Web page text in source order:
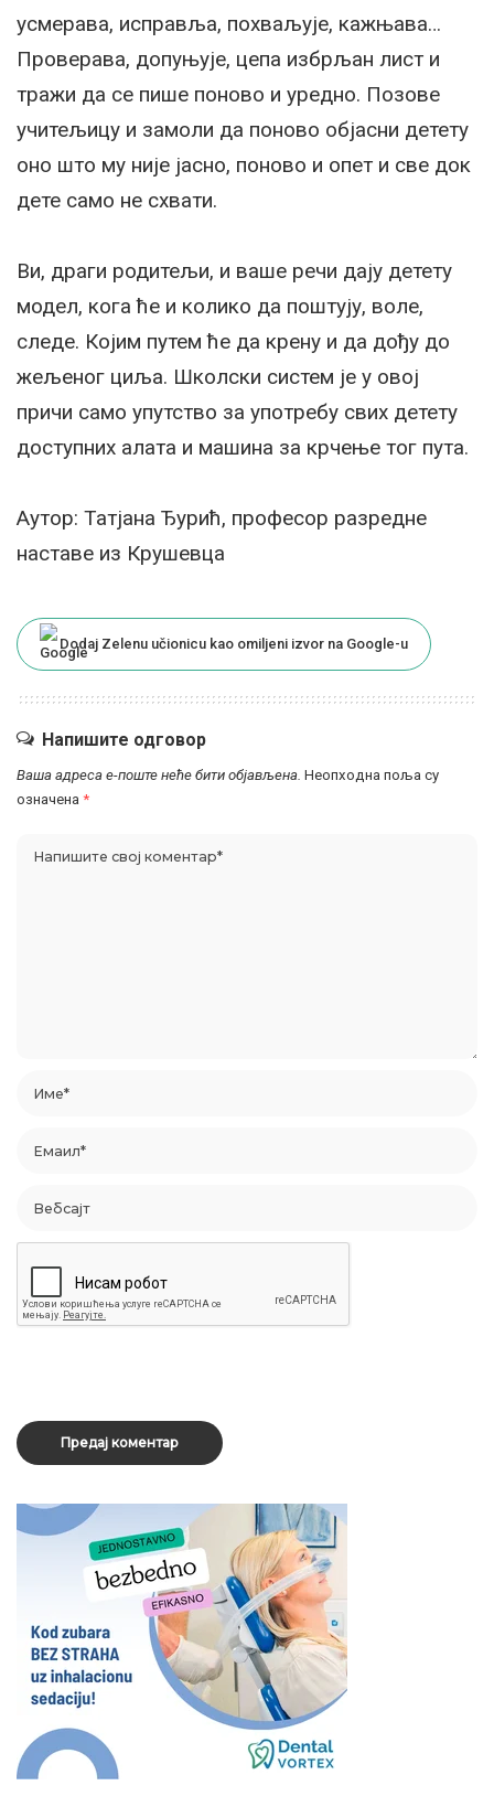
усмерава, исправља, похваљује, кажњава…
Проверава, допуњује, цепа избрљан лист и
тражи да се пише поново и уредно. Позове
учитељицу и замоли да поново објасни детету
оно што му није јасно, поново и опет и све док
дете само не схвати.
Ви, драги родитељи, и ваше речи дају детету
модел, кога ће и колико да поштују, воле,
следе. Којим путем ће да крену и да дођу до
жељеног циља. Школски систем је у овој
причи само упутство за употребу свих детету
доступних алата и машина за крчење тог пута.
Аутор: Татјана Ђурић, професор разредне
наставе из Крушевца
Dodaj Zelenu učionicu kao omiljeni izvor na Google-u
Напишите одговор
Ваша адреса е-поште неће бити објављена. Неопходна поља су
означена *